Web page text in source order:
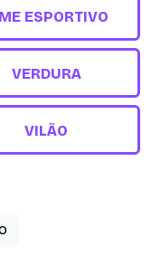
ESPORTIVO
VERDURA
VILÃO